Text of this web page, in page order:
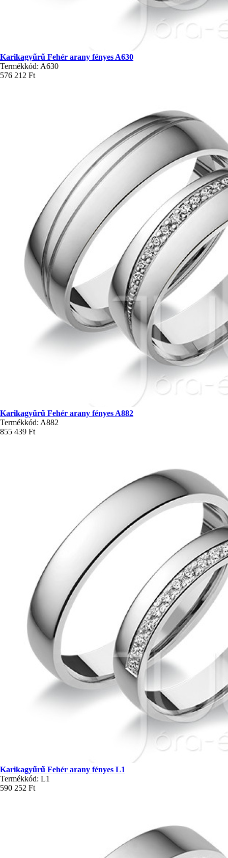
Karikagyűrű Fehér arany fényes A630
Termékkód: A630
576 212 Ft
Karikagyűrű Fehér arany fényes A882
Termékkód: A882
855 439 Ft
Karikagyűrű Fehér arany fényes L1
Termékkód: L1
590 252 Ft